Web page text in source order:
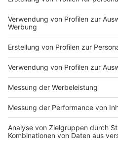
einen elektronischen Roller
beachten, dass diese Rolle
Beleuchtungsanlage
Fahrzeug muss zudem einer
entsprechen und eine
Mitnahme bei der Bahn
Anzeige